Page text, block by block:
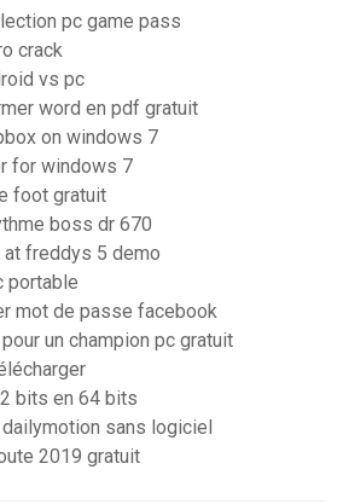
pc game pass
crack
vs pc
word en pdf gratuit
on windows 7
for windows 7
foot gratuit
boss dr 670
at freddys 5 demo
portable
mot de passe facebook
un champion pc gratuit
bits en 64 bits
sans logiciel
2019 gratuit